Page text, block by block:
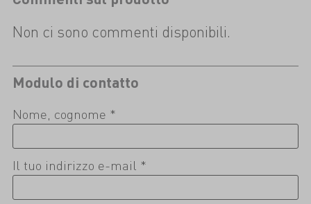
Non ci sono commenti disponibili.
Modulo di contatto
Nome, cognome *
Il tuo indirizzo e-mail *